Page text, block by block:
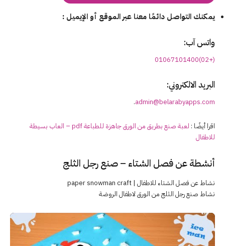
يمكنك التواصل دائمًا معنا عبر الموقع أو الإيميل :
واتس آب:
(+02)01067101400
البريد الالكتروني:
admin@belarabyapps.com
.
اقرا أيضًا :
لعبة صنع بطريق من الورق جاهزة للطباعة pdf – العاب بسيطة
للاطفال
أنشطة عن فصل الشتاء – صنع رجل الثلج
نشاط عن فصل الشتاء للاطفال | paper snowman craft
نشاط صنع رجل الثلج من الورق لاطفال الروضة